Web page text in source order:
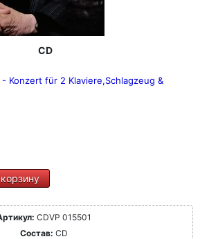
CD
- Konzert für 2 Klaviere,Schlagzeug &
CDVP 015501
Состав: CD